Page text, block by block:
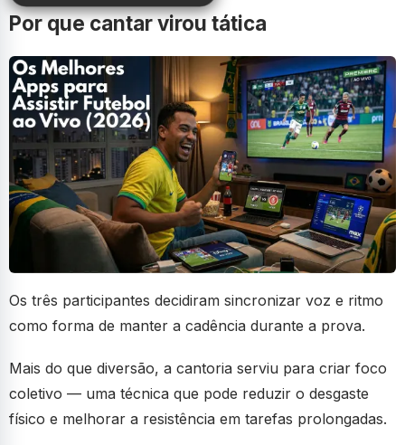
Por que cantar virou tática
Os três participantes decidiram sincronizar voz e ritmo
como forma de manter a cadência durante a prova.
Mais do que diversão, a cantoria serviu para criar foco
coletivo — uma técnica que pode reduzir o desgaste
físico e melhorar a resistência em tarefas prolongadas.